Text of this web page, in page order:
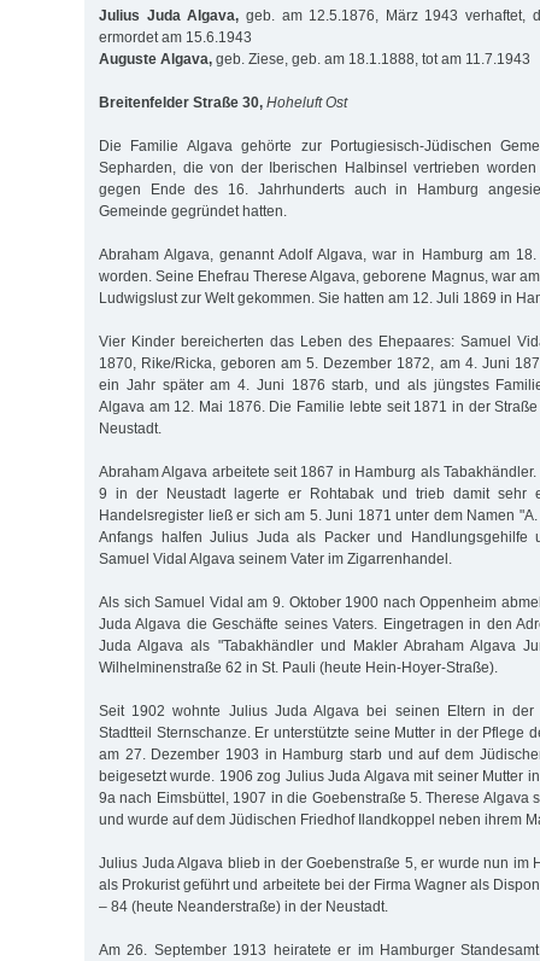
Julius Juda Algava, geb. am 12.5.1876, März 1943 verhaftet,
ermordet am 15.6.1943
Auguste Algava, geb. Ziese, geb. am 18.1.1888, tot am 11.7.1943
Breitenfelder Straße 30, Hoheluft Ost
Die Familie Algava gehörte zur Portugiesisch-Jüdischen
Sepharden, die von der Iberischen Halbinsel vertrieben
gegen Ende des 16. Jahrhunderts auch in Hamburg
Gemeinde gegründet hatten.
Abraham Algava, genannt Adolf Algava, war in Hamburg am
worden. Seine Ehefrau Therese Algava, geborene Magnus, war
Ludwigslust zur Welt gekommen. Sie hatten am 12. Juli 1869 in
Vier Kinder bereicherten das Leben des Ehepaares: Samuel
1870, Rike/Ricka, geboren am 5. Dezember 1872, am 4. Juni
ein Jahr später am 4. Juni 1876 starb, und als jüngstes
Algava am 12. Mai 1876. Die Familie lebte seit 1871 in der
Neustadt.
Abraham Algava arbeitete seit 1867 in Hamburg als
9 in der Neustadt lagerte er Rohtabak und trieb damit sehr
Handelsregister ließ er sich am 5. Juni 1871 unter dem Namen
Anfangs halfen Julius Juda als Packer und Handlungsgehilfe
Samuel Vidal Algava seinem Vater im Zigarrenhandel.
Als sich Samuel Vidal am 9. Oktober 1900 nach Oppenheim
Juda Algava die Geschäfte seines Vaters. Eingetragen in den
Juda Algava als "Tabakhändler und Makler Abraham Algava
Wilhelminenstraße 62 in St. Pauli (heute Hein-Hoyer-Straße).
Seit 1902 wohnte Julius Juda Algava bei seinen Eltern in der
Stadtteil Sternschanze. Er unterstützte seine Mutter in der Pflege
am 27. Dezember 1903 in Hamburg starb und auf dem
beigesetzt wurde. 1906 zog Julius Juda Algava mit seiner Mutter
9a nach Eimsbüttel, 1907 in die Goebenstraße 5. Therese Algava
und wurde auf dem Jüdischen Friedhof Ilandkoppel neben ihrem
Julius Juda Algava blieb in der Goebenstraße 5, er wurde nun im
als Prokurist geführt und arbeitete bei der Firma Wagner als
– 84 (heute Neanderstraße) in der Neustadt.
Am 26. September 1913 heiratete er im Hamburger